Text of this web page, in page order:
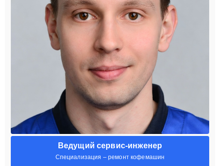
Ведущий сервис-инженер
Специализация – ремонт кофемашин